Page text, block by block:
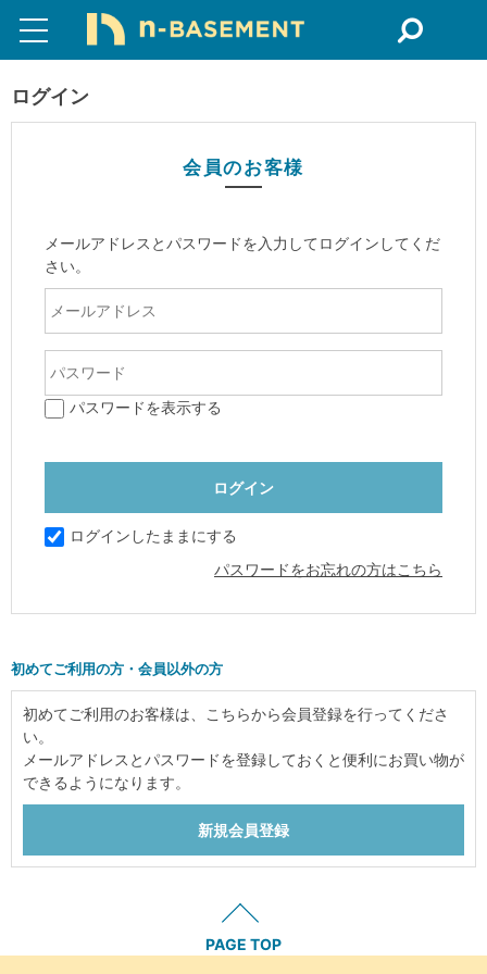
ログイン
会員のお客様
メールアドレスとパスワードを入力してログインしてくだ
さい。
パスワードを表示する
ログインしたままにする
パスワードをお忘れの方はこちら
初めてご利用の方・会員以外の方
初めてご利用のお客様は、こちらから会員登録を行ってくださ
い。
メールアドレスとパスワードを登録しておくと便利にお買い物が
できるようになります。
PAGE TOP